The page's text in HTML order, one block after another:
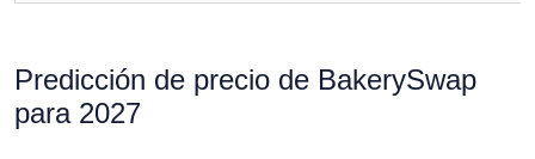
Predicción de precio de BakerySwap
para 2027